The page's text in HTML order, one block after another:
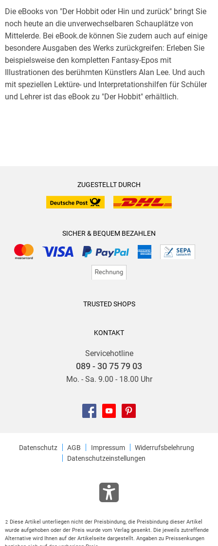
Die eBooks von "Der Hobbit oder Hin und zurück" bringt Sie
noch heute an die unverwechselbaren Schauplätze von
Mittelerde. Bei eBook.de können Sie zudem auch auf einige
besondere Ausgaben des Werks zurückgreifen: Erleben Sie
beispielsweise den kompletten Fantasy-Epos mit
Illustrationen des berühmten Künstlers Alan Lee. Und auch
mit speziellen Lektüre- und Interpretationshilfen für Schüler
und Lehrer ist das eBook zu "Der Hobbit" erhältlich.
ZUGESTELLT DURCH
SICHER & BEQUEM BEZAHLEN
TRUSTED SHOPS
KONTAKT
Servicehotline
089 - 30 75 79 03
Mo. - Sa. 9.00 - 18.00 Uhr
Datenschutz AGB Impressum
Widerrufsbelehrung
Datenschutzeinstellungen
2 Diese Artikel unterliegen nicht der Preisbindung, die Preisbindung dieser Artikel
wurde aufgehoben oder der Preis wurde vom Verlag gesenkt. Die jeweils zutreffende
Alternative wird Ihnen auf der Artikelseite dargestellt. Angaben zu Preissenkungen